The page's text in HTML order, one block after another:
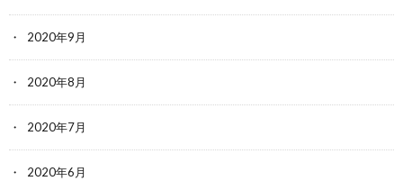
2020年9月
2020年8月
2020年7月
2020年6月